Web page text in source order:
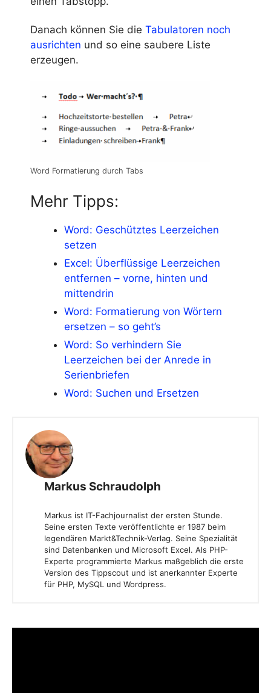
Danach können Sie die Tabulatoren noch
ausrichten und so eine saubere Liste
erzeugen.
Word Formatierung durch Tabs
Mehr Tipps:
Word: Geschütztes Leerzeichen
setzen
Excel: Überflüssige Leerzeichen
entfernen – vorne, hinten und
mittendrin
Word: Formatierung von Wörtern
ersetzen – so geht’s
Word: So verhindern Sie
Leerzeichen bei der Anrede in
Serienbriefen
Word: Suchen und Ersetzen
Markus Schraudolph
Markus ist IT-Fachjournalist der ersten Stunde.
Seine ersten Texte veröffentlichte er 1987 beim
legendären Markt&Technik-Verlag. Seine Spezialität
sind Datenbanken und Microsoft Excel. Als PHP-
Experte programmierte Markus maßgeblich die erste
Version des Tippscout und ist anerkannter Experte
für PHP, MySQL und Wordpress.